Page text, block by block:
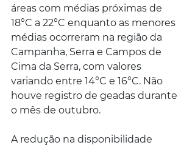
áreas com médias próximas de
18°C a 22°C enquanto as menores
médias ocorreram na região da
Campanha, Serra e Campos de
Cima da Serra, com valores
variando entre 14°C e 16°C. Não
houve registro de geadas durante
o mês de outubro.
A redução na disponibilidade